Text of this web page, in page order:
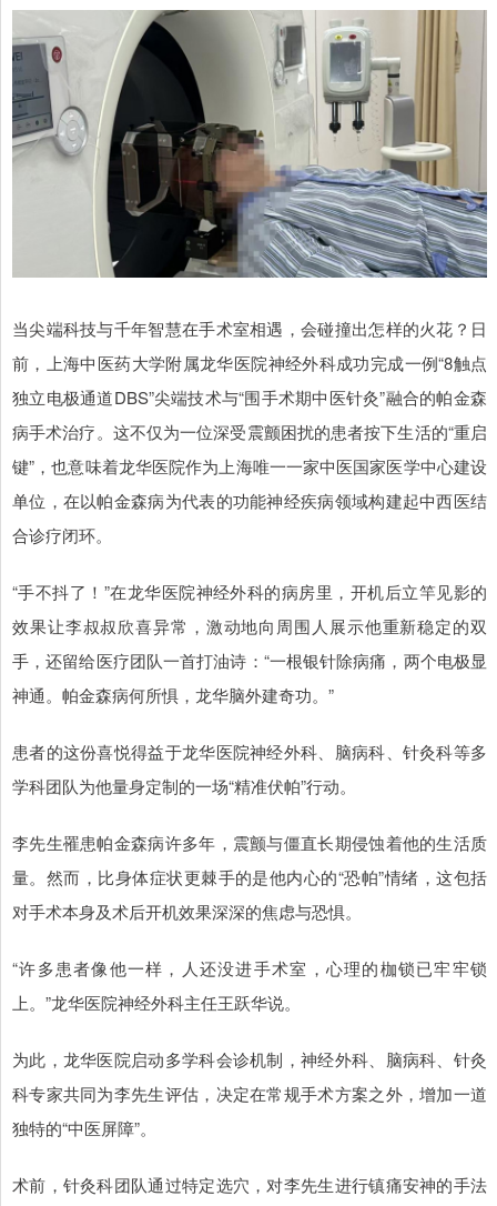
当尖端科技与千年智慧在手术室相遇，会碰撞出怎样的火花？日
前，上海中医药大学附属龙华医院神经外科成功完成一例“8触点
独立电极通道DBS”尖端技术与“围手术期中医针灸”融合的帕金森
病手术治疗。这不仅为一位深受震颤困扰的患者按下生活的“重启
键”，也意味着龙华医院作为上海唯一一家中医国家医学中心建设
单位，在以帕金森病为代表的功能神经疾病领域构建起中西医结
合诊疗闭环。
“手不抖了！”在龙华医院神经外科的病房里，开机后立竿见影的
效果让李叔叔欣喜异常，激动地向周围人展示他重新稳定的双
手，还留给医疗团队一首打油诗：“一根银针除病痛，两个电极显
神通。帕金森病何所惧，龙华脑外建奇功。”
患者的这份喜悦得益于龙华医院神经外科、脑病科、针灸科等多
学科团队为他量身定制的一场“精准伏帕”行动。
李先生罹患帕金森病许多年，震颤与僵直长期侵蚀着他的生活质
量。然而，比身体症状更棘手的是他内心的“恐帕”情绪，这包括
对手术本身及术后开机效果深深的焦虑与恐惧。
“许多患者像他一样，人还没进手术室，心理的枷锁已牢牢锁
上。”龙华医院神经外科主任王跃华说。
为此，龙华医院启动多学科会诊机制，神经外科、脑病科、针灸
科专家共同为李先生评估，决定在常规手术方案之外，增加一道
独特的“中医屏障”。
术前，针灸科团队通过特定选穴，对李先生进行镇痛安神的手法